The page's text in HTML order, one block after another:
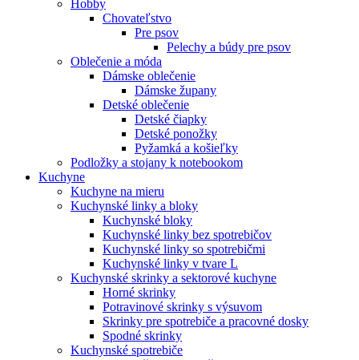
Hobby
Chovateľstvo
Pre psov
Pelechy a búdy pre psov
Oblečenie a móda
Dámske oblečenie
Dámske župany
Detské oblečenie
Detské čiapky
Detské ponožky
Pyžamká a košieľky
Podložky a stojany k notebookom
Kuchyne
Kuchyne na mieru
Kuchynské linky a bloky
Kuchynské bloky
Kuchynské linky bez spotrebičov
Kuchynské linky so spotrebičmi
Kuchynské linky v tvare L
Kuchynské skrinky a sektorové kuchyne
Horné skrinky
Potravinové skrinky s výsuvom
Skrinky pre spotrebiče a pracovné dosky
Spodné skrinky
Kuchynské spotrebiče